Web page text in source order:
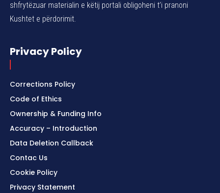
shfrytëzuar materialin e këtij portali obligoheni t’i pranoni
Kushtet e përdorimit.
Privacy Policy
Corrections Policy
Code of Ethics
Ownership & Funding Info
Accuracy – Introduction
Data Deletion Callback
Contac Us
Cookie Policy
Privacy Statement